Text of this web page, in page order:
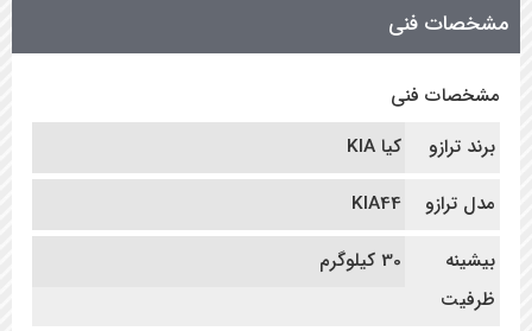
مشخصات فنی
مشخصات فنی
برند ترازو
کیا KIA
مدل ترازو
KIA44
بیشینه
ظرفیت
30 کیلوگرم